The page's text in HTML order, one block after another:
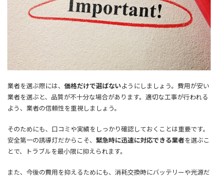
業者を選ぶ際には、 価格だけで選ばないようにしましょう。費用が安い
業者を選ぶと、品質が不十分な場合があります。適切な工事が行われる
よう、業者の信頼性を重視しましょう。
そのためにも、口コミや実績をしっかり確認しておくことは重要です。
安全第一の誘導灯だからこそ、 緊急時に迅速に対応できる業者を選ぶこ
とで、トラブルを最小限に抑えられます。
また、今後の費用を抑えるためにも、消耗交換時にバッテリーや光源だ